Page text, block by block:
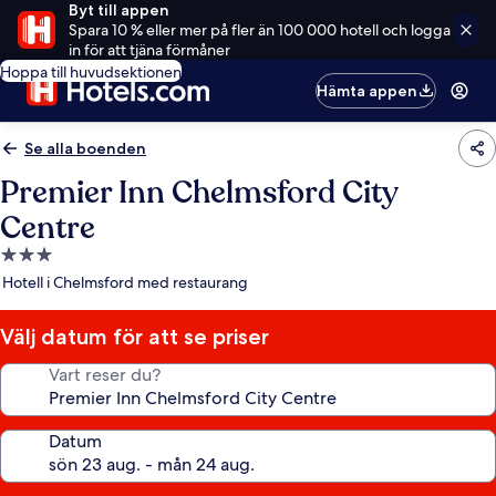
Byt till appen
Spara 10 % eller mer på fler än 100 000 hotell och logga
in för att tjäna förmåner
Hoppa till huvudsektionen
Hämta appen
Se alla boenden
Premier Inn Chelmsford City
Centre
3.0-
stjärnigt
Hotell i Chelmsford med restaurang
Välj datum för att se priser
Vart reser du?
Datum